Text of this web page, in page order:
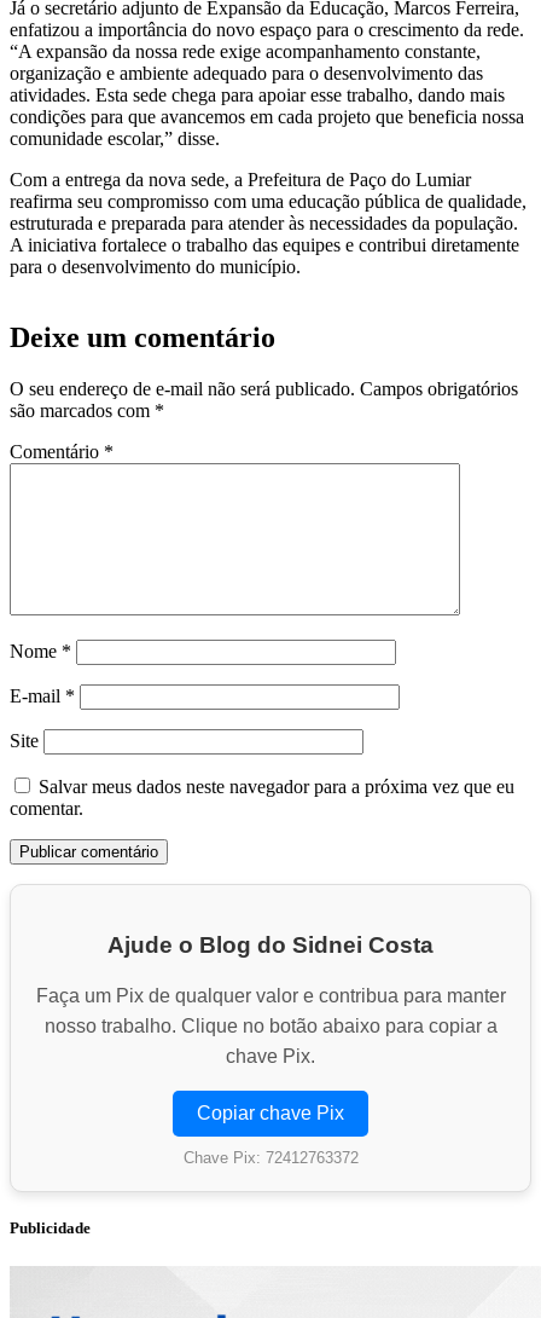
Já o secretário adjunto de Expansão da Educação, Marcos Ferreira,
enfatizou a importância do novo espaço para o crescimento da rede.
“A expansão da nossa rede exige acompanhamento constante,
organização e ambiente adequado para o desenvolvimento das
atividades. Esta sede chega para apoiar esse trabalho, dando mais
condições para que avancemos em cada projeto que beneficia nossa
comunidade escolar,” disse.
Com a entrega da nova sede, a Prefeitura de Paço do Lumiar
reafirma seu compromisso com uma educação pública de qualidade,
estruturada e preparada para atender às necessidades da população.
A iniciativa fortalece o trabalho das equipes e contribui diretamente
para o desenvolvimento do município.
Deixe um comentário
O seu endereço de e-mail não será publicado. Campos obrigatórios
são marcados com *
Comentário *
Nome *
E-mail *
Site
Salvar meus dados neste navegador para a próxima vez que eu
comentar.
Ajude o Blog do Sidnei Costa
Faça um Pix de qualquer valor e contribua para manter
nosso trabalho. Clique no botão abaixo para copiar a
chave Pix.
Copiar chave Pix
Chave Pix: 72412763372
Publicidade